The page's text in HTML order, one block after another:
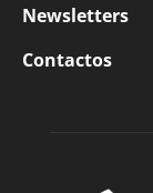
Newsletters
Contactos